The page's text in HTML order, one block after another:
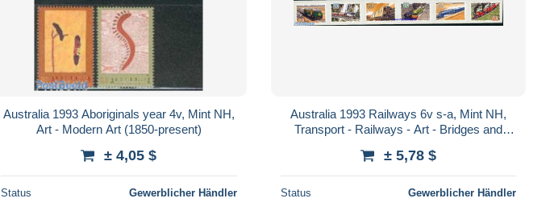
Australia 1993 Aboriginals year 4v, Mint NH,
Art - Modern Art (1850-present)
± 4,05 $
Status Gewerblicher Händler
Australia 1993 Railways 6v s-a, Mint NH,
Transport - Railways - Art - Bridges and
± 5,78 $
Status Gewerblicher Händler